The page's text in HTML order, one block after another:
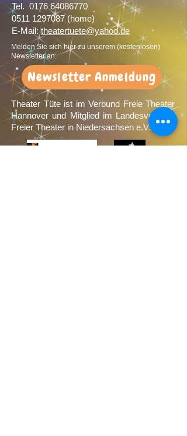
Tel. 0176 64086770
0511 1297087(home)
E-Mail:theatertuete@yahoo.de
Melden Sie sich hier zu unserem (kostenlosen)
Newsletter an:
Newsletter Anmeldung
Theater Tüte ist im Verbund Freie Theater
Hannover und Mitglied im Landesverband
Freier Theater in Niedersachsen e.V.